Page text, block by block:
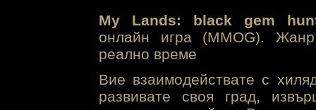
My Lands: black gem
онлайн игра (MMOG).
реално време
Вие взаимодействате с
развивате своя град,